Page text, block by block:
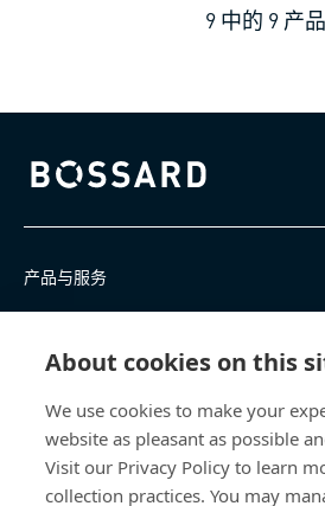
About cookies on this
We use cookies to make your
website as pleasant as possible
Visit our Privacy Policy to learn
collection practices. You may
9 中的 9 产品
Bossard homepage
产品与服务
关于我们